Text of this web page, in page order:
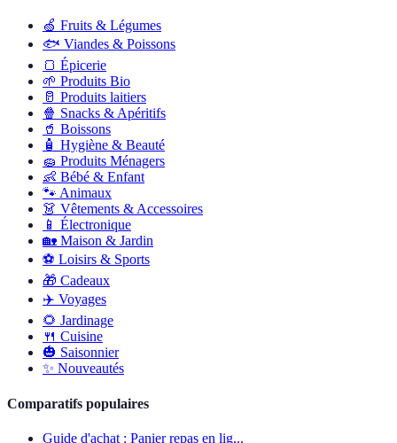
🍏 Fruits & Légumes
🐟 Viandes & Poissons
🍞 Épicerie
🌱 Produits Bio
🥛 Produits laitiers
🍿 Snacks & Apéritifs
🥤 Boissons
🧴 Hygiène & Beauté
🧽 Produits Ménagers
👶 Bébé & Enfant
🐾 Animaux
👗 Vêtements & Accessoires
📱 Électronique
🏡 Maison & Jardin
⚽ Loisirs & Sports
🎁 Cadeaux
✈️ Voyages
🌻 Jardinage
🍴 Cuisine
🎃 Saisonnier
✨ Nouveautés
Comparatifs populaires
Guide d'achat : Panier repas en lig...